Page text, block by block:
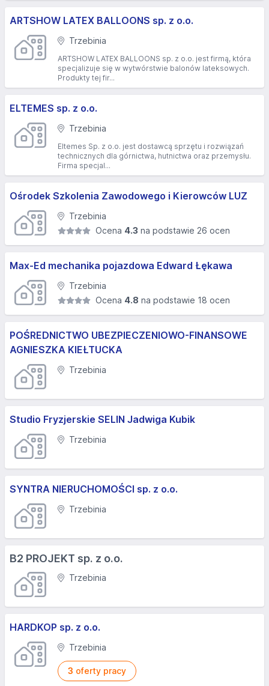
ARTSHOW LATEX BALLOONS sp. z o.o.
Trzebinia
ARTSHOW LATEX BALLOONS sp. z o.o. jest firmą, która
specjalizuje się w wytwórstwie balonów lateksowych.
Produkty tej fir...
ELTEMES sp. z o.o.
Trzebinia
Eltemes Sp. z o.o. jest dostawcą sprzętu i rozwiązań
technicznych dla górnictwa, hutnictwa oraz przemysłu.
Firma specjal...
Ośrodek Szkolenia Zawodowego i Kierowców LUZ
Trzebinia
Ocena 4.3 na podstawie 26 ocen
Max-Ed mechanika pojazdowa Edward Łękawa
Trzebinia
Ocena 4.8 na podstawie 18 ocen
POŚREDNICTWO UBEZPIECZENIOWO-FINANSOWE
AGNIESZKA KIEŁTUCKA
Trzebinia
Studio Fryzjerskie SELIN Jadwiga Kubik
Trzebinia
SYNTRA NIERUCHOMOŚCI sp. z o.o.
Trzebinia
B2 PROJEKT sp. z o.o.
Trzebinia
HARDKOP sp. z o.o.
Trzebinia
3 oferty pracy